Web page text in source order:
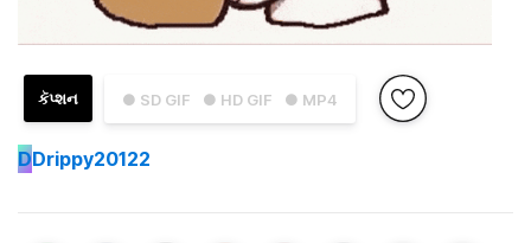
● SD GIF ● HD GIF ● MP4
કૅપ્શન
DDrippy20122